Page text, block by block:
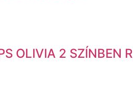
OLIVIA 2 SZÍNBEN